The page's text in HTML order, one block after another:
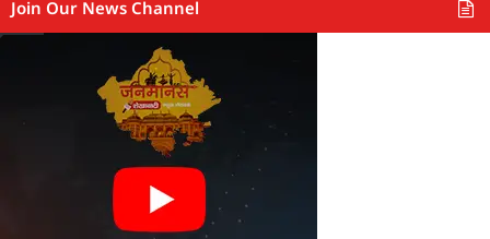
Join Our News Channel